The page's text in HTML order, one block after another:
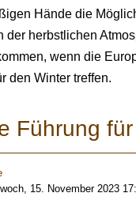
Hände die
der herbstlichen
wenn die
den Winter treffen.
Führung
15. November 2023